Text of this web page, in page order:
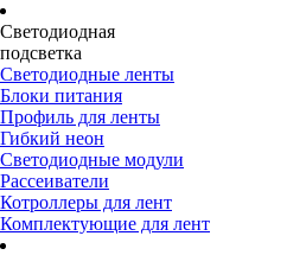
Светодиодная
подсветка
Светодиодные ленты
Блоки питания
Профиль для ленты
Гибкий неон
Светодиодные модули
Рассеиватели
Котроллеры для лент
Комплектующие для лент